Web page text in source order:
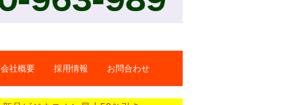
会社概要 採用情報 お問合わせ